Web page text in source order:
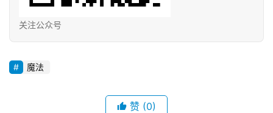
关注公众号
魔法
赞 (0)